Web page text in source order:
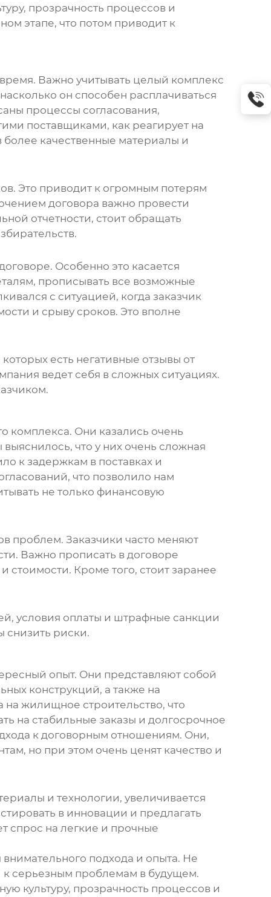
прозрачность процессов и
этапе, что потом приводит к
Важно учитывать целый комплекс
он способен расплачиваться
процессы согласования,
поставщиками, как реагирует на
качественные материалы и
Это приводит к огромным потерям
договора важно провести
отчетности, стоит обращать
Особенно это касается
прописывать все возможные
с ситуацией, когда заказчик
и срыву сроков. Это вполне
есть негативные отзывы от
ведет себя в сложных ситуациях.
комплекса. Они казались очень
что у них очень сложная
к задержкам в поставках и
что позволило нам
не только финансовую
проблем. Заказчики часто меняют
Важно прописать в договоре
Кроме того, стоит заранее
условия оплаты и штрафные санкции
снизить риски.
опыт. Они представляют собой
конструкций, а также на
жилищное строительство, что
на стабильные заказы и долгосрочное
к договорным отношениям. Они,
но при этом очень ценят качество и
и технологии, увеличивается
в инновации и предлагать
спрос на легкие и прочные
подхода и опыта. Не
к серьезным проблемам в будущем.
культуру, прозрачность процессов и